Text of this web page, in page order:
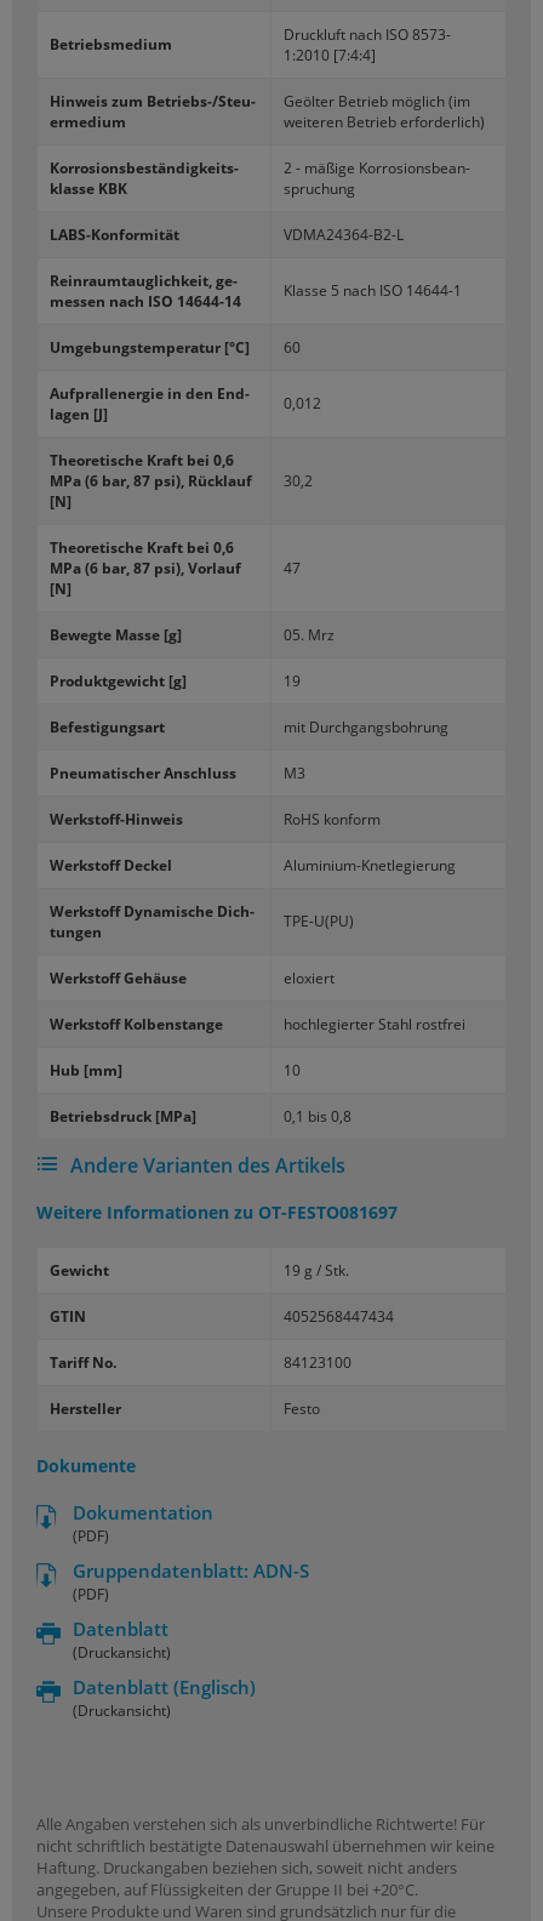
Be­triebs­me­di­um
Druck­luft nach ISO 8573-​
1:2010 [7:4:4]
Hin­weis zum Betriebs-​/Steu­
er­me­di­um
Ge­öl­ter Be­trieb mög­lich (im
wei­te­ren Be­trieb er­for­der­lich)
Kor­ro­si­ons­be­stän­dig­keits­
klas­se KBK
2 - mä­ßi­ge Kor­ro­si­ons­be­an­
spru­chung
LABS-​Konformität VDMA24364-​B2-L
Rein­raum­taug­lich­keit, ge­
mes­sen nach ISO 14644-​14
Klas­se 5 nach ISO 14644-​1
Um­ge­bungs­tem­pe­ra­tur [°C] 60
Auf­prall­ener­gie in den End­
la­gen [J]
0,012
Theo­re­ti­sche Kraft bei 0,6
MPa (6 bar, 87 psi), Rück­lauf
[N]
30,2
Theo­re­ti­sche Kraft bei 0,6
MPa (6 bar, 87 psi), Vor­lauf
[N]
47
Be­weg­te Masse [g] 05. Mrz
Pro­dukt­ge­wicht [g] 19
Be­fes­ti­gungs­art mit Durch­gangs­boh­rung
Pneu­ma­ti­scher An­schluss M3
Werkstoff-​Hinweis RoHS kon­form
Werk­stoff De­ckel Aluminium-​Knetlegierung
Werk­stoff Dy­na­mi­sche Dich­
tun­gen
TPE-U(PU)
Werk­stoff Ge­häu­se elo­xiert
Werk­stoff Kol­ben­stan­ge hoch­le­gier­ter Stahl rost­frei
Hub [mm] 10
Be­triebs­druck [MPa] 0,1 bis 0,8
Andere Varianten des Artikels
Weitere Informationen zu OT-FESTO081697
Gewicht 19 g / Stk.
GTIN 4052568447434
Tariff No. 84123100
Hersteller Festo
Dokumente
Dokumentation
(PDF)
Gruppendatenblatt: ADN-S
(PDF)
Datenblatt
(Druckansicht)
Datenblatt (Englisch)
(Druckansicht)
Alle Angaben verstehen sich als unverbindliche Richtwerte! Für
nicht schriftlich bestätigte Datenauswahl übernehmen wir keine
Haftung. Druckangaben beziehen sich, soweit nicht anders
angegeben, auf Flüssigkeiten der Gruppe II bei +20°C.
Unsere Produkte und Waren sind grundsätzlich nur für die